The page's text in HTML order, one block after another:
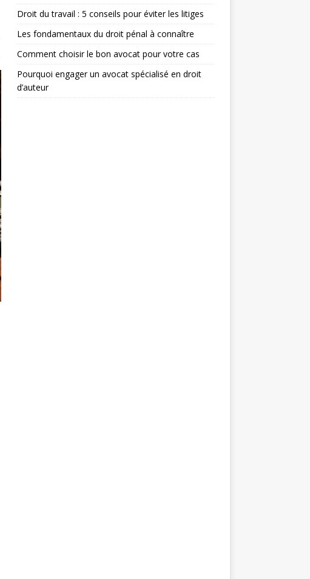
Droit du travail : 5 conseils pour éviter les litiges
Les fondamentaux du droit pénal à connaître
Comment choisir le bon avocat pour votre cas
Pourquoi engager un avocat spécialisé en droit
d’auteur